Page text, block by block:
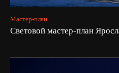
Мастер-план
Световой мастер-план